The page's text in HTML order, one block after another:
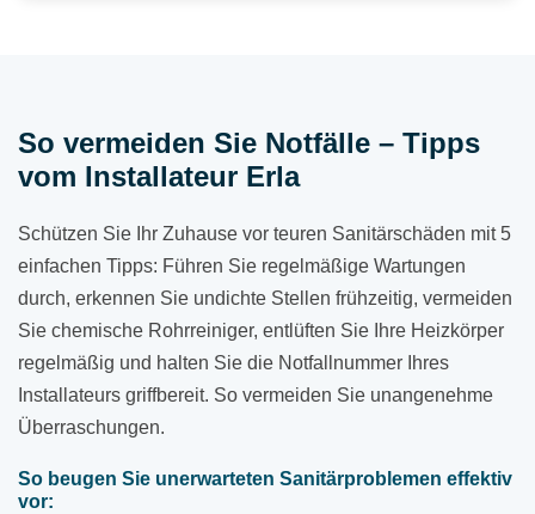
So vermeiden Sie Notfälle – Tipps
vom Installateur Erla
Schützen Sie Ihr Zuhause vor teuren Sanitärschäden mit 5
einfachen Tipps: Führen Sie regelmäßige Wartungen
durch, erkennen Sie undichte Stellen frühzeitig, vermeiden
Sie chemische Rohrreiniger, entlüften Sie Ihre Heizkörper
regelmäßig und halten Sie die Notfallnummer Ihres
Installateurs griffbereit. So vermeiden Sie unangenehme
Überraschungen.
So beugen Sie unerwarteten Sanitärproblemen effektiv
vor: